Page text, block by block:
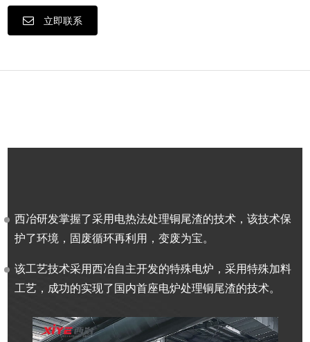
立即联系
西冶研发掌握了采用电热法处理铜尾渣的技术，该技术保
护了环境，固废循环再利用，变废为宝。
该工艺技术采用西冶自主开发的特殊电炉，采用特殊加料
工艺，成功的实现了国内首座电炉处理铜尾渣的技术。